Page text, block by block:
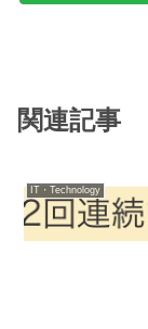
関連記事
IT・Technology